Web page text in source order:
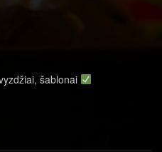
šablonai